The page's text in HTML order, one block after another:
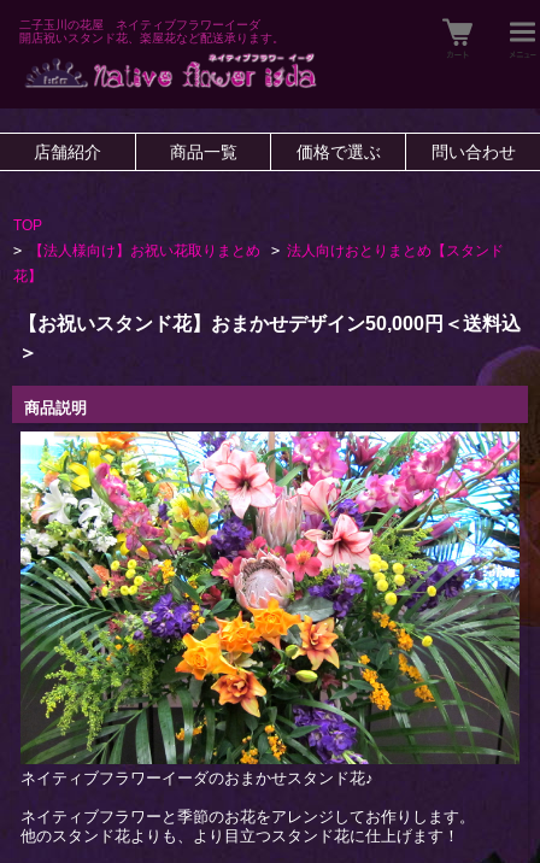
二子玉川の花屋 ネイティブフラワーイーダ
開店祝いスタンド花、楽屋花など配送承ります。
店舗紹介 商品一覧 価格で選ぶ 問い合わせ
TOP
>
【法人様向け】お祝い花取りまとめ > 法人向けおとりまとめ【スタンド
花】
【お祝いスタンド花】おまかせデザイン50,000円＜送料込
＞
商品説明
ネイティブフラワーイーダのおまかせスタンド花♪
ネイティブフラワーと季節のお花をアレンジしてお作りします。
他のスタンド花よりも、より目立つスタンド花に仕上げます！